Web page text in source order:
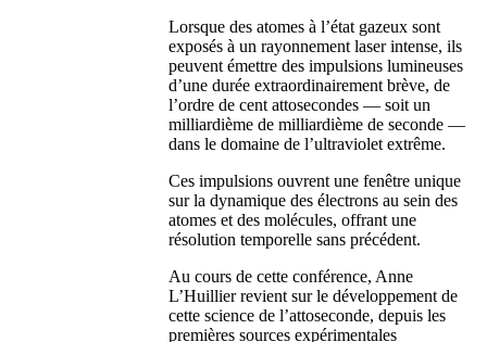
Lorsque des atomes à l’état gazeux sont
exposés à un rayonnement laser intense, ils
peuvent émettre des impulsions lumineuses
d’une durée extraordinairement brève, de
l’ordre de cent attosecondes — soit un
milliardième de milliardième de seconde —
dans le domaine de l’ultraviolet extrême.
Ces impulsions ouvrent une fenêtre unique
sur la dynamique des électrons au sein des
atomes et des molécules, offrant une
résolution temporelle sans précédent.
Au cours de cette conférence, Anne
L’Huillier revient sur le développement de
cette science de l’attoseconde, depuis les
premières sources expérimentales